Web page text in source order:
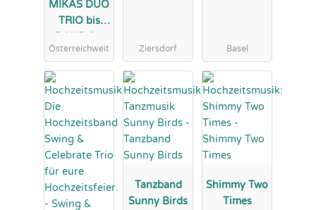
MIKAS DUO
TRIO bis
Trauung
Agape Party
Geburtstag
Matura-ball
Österreichweit Ziersdorf Basel
Tanzband
Sunny Birds
Shimmy Two
Times